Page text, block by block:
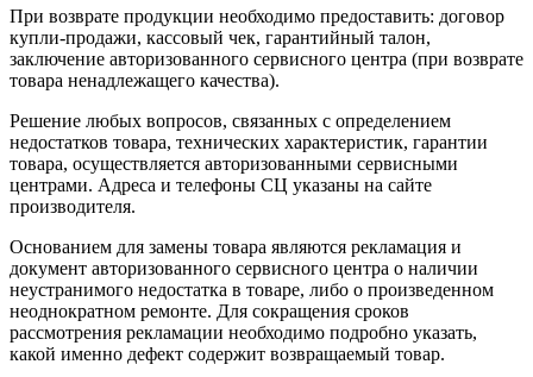
При возврате продукции необходимо предоставить: договор
купли-продажи, кассовый чек, гарантийный талон,
заключение авторизованного сервисного центра (при возврате
товара ненадлежащего качества).
Решение любых вопросов, связанных с определением
недостатков товара, технических характеристик, гарантии
товара, осуществляется авторизованными сервисными
центрами. Адреса и телефоны СЦ указаны на сайте
производителя.
Основанием для замены товара являются рекламация и
документ авторизованного сервисного центра о наличии
неустранимого недостатка в товаре, либо о произведенном
неоднократном ремонте. Для сокращения сроков
рассмотрения рекламации необходимо подробно указать,
какой именно дефект содержит возвращаемый товар.